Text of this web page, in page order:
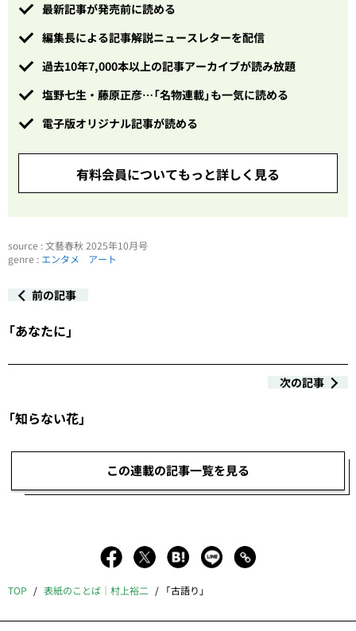
最新記事が発売前に読める
編集長による記事解説ニュースレターを配信
過去10年7,000本以上の記事アーカイブが読み放題
塩野七生・藤原正彦…「名物連載」も一気に読める
電子版オリジナル記事が読める
有料会員についてもっと詳しく見る
source : 文藝春秋 2025年10月号
genre : エンタメ アート
前の記事
「あなたに」
次の記事
「知らない花」
この連載の記事一覧を見る
TOP 表紙のことば｜村上裕二 「古語り」